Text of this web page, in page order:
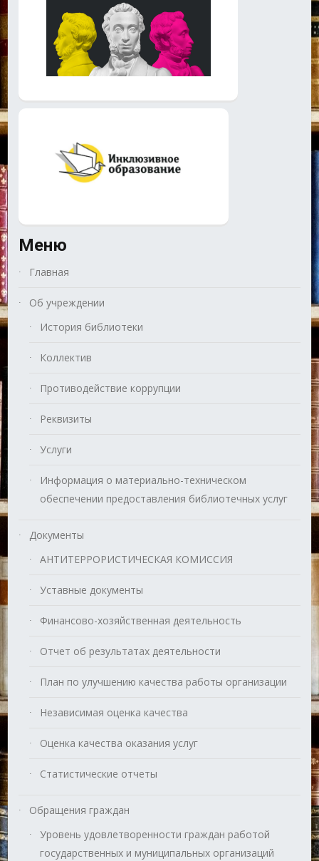
Меню
Главная
Об учреждении
История библиотеки
Коллектив
Противодействие коррупции
Реквизиты
Услуги
Информация о материально-техническом
обеспечении предоставления библиотечных услуг
Документы
АНТИТЕРРОРИСТИЧЕСКАЯ КОМИССИЯ
Уставные документы
Финансово-хозяйственная деятельность
Отчет об результатах деятельности
План по улучшению качества работы организации
Независимая оценка качества
Оценка качества оказания услуг
Статистические отчеты
Обращения граждан
Уровень удовлетворенности граждан работой
государственных и муниципальных организаций